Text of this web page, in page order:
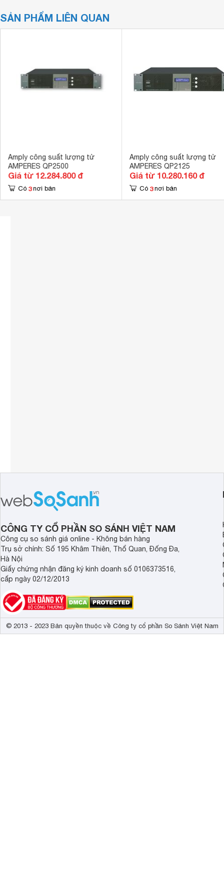
SẢN PHẨM LIÊN QUAN
Amply công suất lượng tử
AMPERES QP2500
Giá từ 12.284.800 đ
Có 3 nơi bán
Amply công suất lượng tử
AMPERES QP2125
Giá từ 10.280.160 đ
Có 3 nơi bán
CÔNG TY CỔ PHẦN SO SÁNH VIỆT NAM
Công cụ so sánh giá online - Không bán hàng
Trụ sở chính: Số 195 Khâm Thiên, Thổ Quan, Đống Đa,
Hà Nội
Giấy chứng nhận đăng ký kinh doanh số 0106373516,
cấp ngày 02/12/2013
© 2013 - 2023 Bản quyền thuộc về Công ty cổ phần So Sánh Việt Nam